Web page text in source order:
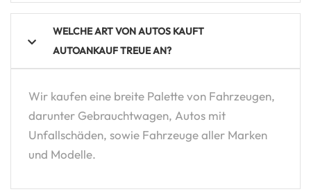
WELCHE ART VON AUTOS KAUFT
AUTOANKAUF TREUE AN?
Wir kaufen eine breite Palette von Fahrzeugen,
darunter Gebrauchtwagen, Autos mit
Unfallschäden, sowie Fahrzeuge aller Marken
und Modelle.